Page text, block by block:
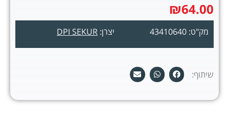
מק"ט: 43410640 יצרן: DPI SEKUR
₪64.00
שיתוף: